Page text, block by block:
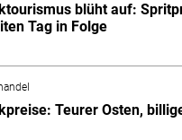
blüht auf:
Tag in Folge
Teurer Osten,